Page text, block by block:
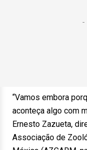
“Vamos embora
aconteça algo com
Ernesto Zazueta,
Associação de